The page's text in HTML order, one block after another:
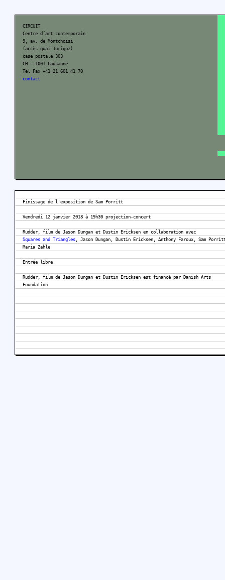
CIRCUIT
Centre d’art contemporain
9, av. de Montchoisi
(accès quai Jurigoz)
case postale 303
CH – 1001 Lausanne
Tel Fax +41 21 601 41 70
contact
Finissage de l'exposition de Sam Porritt
Vendredi 12 janvier 2018 à 19h30 projection-concert
Rudder, film de Jason Dungan et Dustin Ericksen en collaboration avec
Squares and Triangles , Jason Dungan, Dustin Ericksen, Anthony Faroux, Sam
Maria Zahle
Entrée libre
Rudder, film de Jason Dungan et Dustin Ericksen est financé par Danish Arts
Foundation